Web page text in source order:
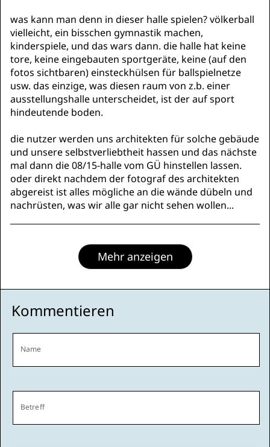
was kann man denn in dieser halle spielen? völkerball
vielleicht, ein bisschen gymnastik machen,
kinderspiele, und das wars dann. die halle hat keine
tore, keine eingebauten sportgeräte, keine (auf den
fotos sichtbaren) einsteckhülsen für ballspielnetze
usw. das einzige, was diesen raum von z.b. einer
ausstellungshalle unterscheidet, ist der auf sport
hindeutende boden.
die nutzer werden uns architekten für solche gebäude
und unsere selbstverliebtheit hassen und das nächste
mal dann die 08/15-halle vom GÜ hinstellen lassen.
oder direkt nachdem der fotograf des architekten
abgereist ist alles mögliche an die wände dübeln und
nachrüsten, was wir alle gar nicht sehen wollen...
Mehr anzeigen
Kommentieren
Name
Betreff